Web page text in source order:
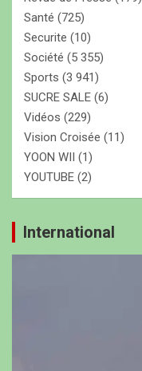
Santé (725)
Securite (10)
Société (5 355)
Sports (3 941)
SUCRE SALE (6)
Vidéos (229)
Vision Croisée (11)
YOON WII
(1)
YOUTUBE (2)
International